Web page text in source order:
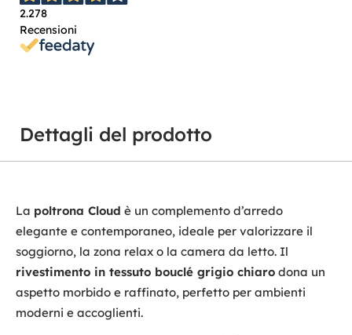
2.278
Recensioni
Dettagli del prodotto
La poltrona Cloud è un complemento d’arredo
elegante e contemporaneo, ideale per valorizzare il
soggiorno, la zona relax o la camera da letto. Il
rivestimento in tessuto bouclé grigio chiaro dona un
aspetto morbido e raffinato, perfetto per ambienti
moderni e accoglienti.